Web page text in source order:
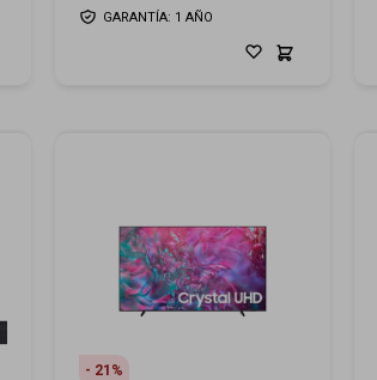
GARANTÍA: 1 AÑO
21